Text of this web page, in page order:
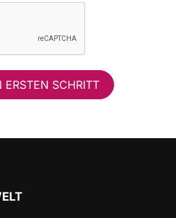
ERSTEN SCHRITT